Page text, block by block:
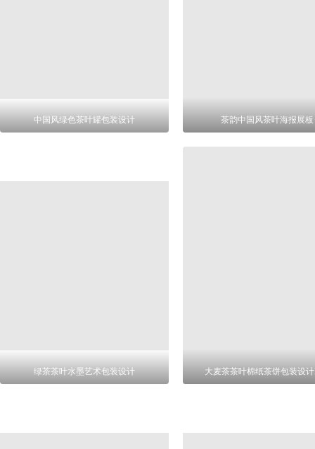
中国风绿色茶叶罐包装设计 茶韵中国风茶叶海报展板
绿茶茶叶水墨艺术包装设计 大麦茶茶叶棉纸茶饼包装设计